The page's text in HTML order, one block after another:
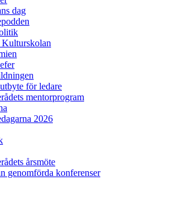
dag
för ledare
mentorprogram
2026
årsmöte
genomförda konferenser